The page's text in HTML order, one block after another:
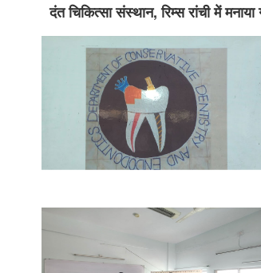
दंत चिकित्सा संस्थान, रिम्स रांची में